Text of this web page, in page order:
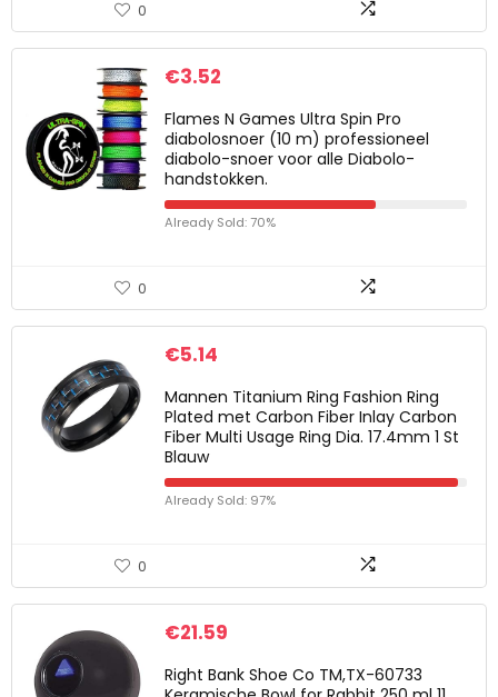
0
€3.52
Flames N Games Ultra Spin Pro
diabolosnoer (10 m) professioneel
diabolo-snoer voor alle Diabolo-
handstokken.
Already Sold: 70%
0
€5.14
Mannen Titanium Ring Fashion Ring
Plated met Carbon Fiber Inlay Carbon
Fiber Multi Usage Ring Dia. 17.4mm 1 St
Blauw
Already Sold: 97%
0
€21.59
Right Bank Shoe Co TM,TX-60733